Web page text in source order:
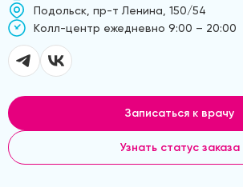
Подольск, пр-т Ленина, 150/54
Kолл-центр ежедневно 9:00 – 20:00
Записаться к врачу
Узнать статус заказа